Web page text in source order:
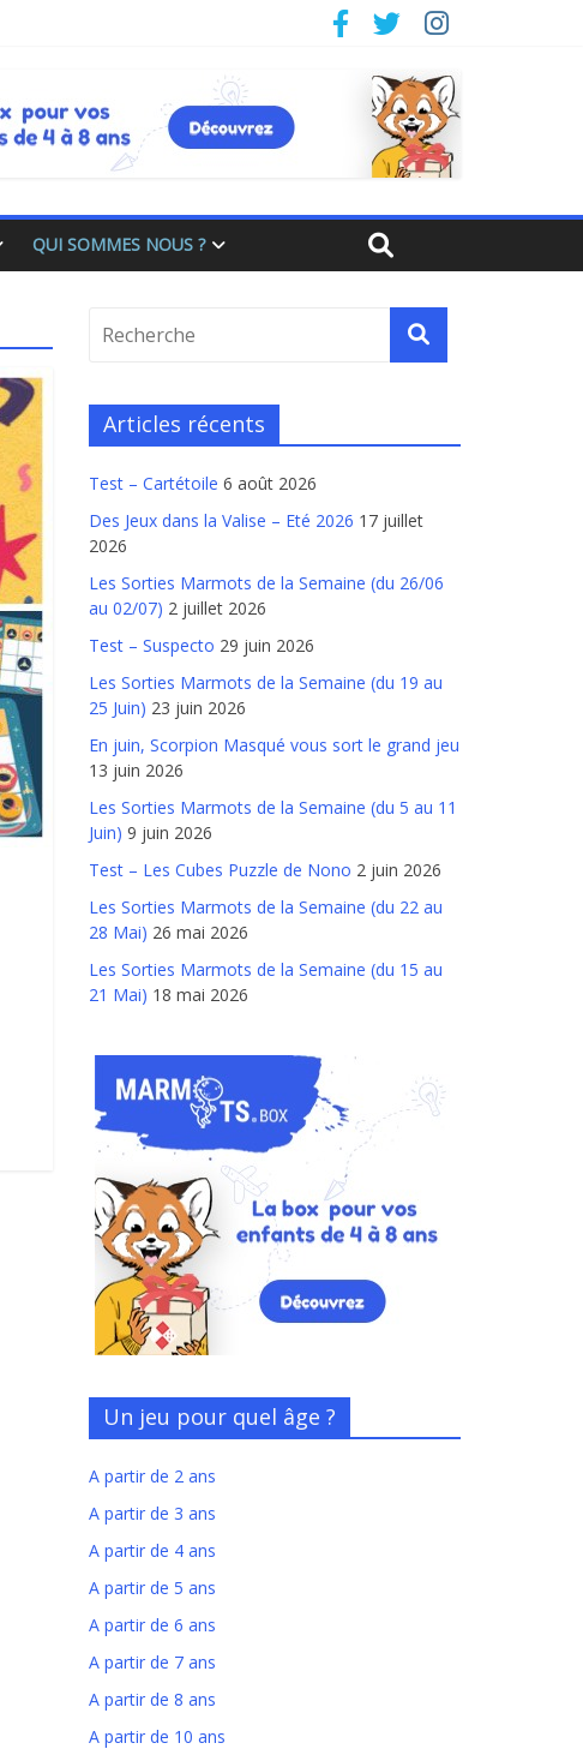
QUI SOMMES NOUS ?
Articles récents
Test – Cartétoile 6 août 2026
Des Jeux dans la Valise – Eté 2026 17 juillet
2026
Les Sorties Marmots de la Semaine (du 26/06
au 02/07) 2 juillet 2026
Test – Suspecto 29 juin 2026
Les Sorties Marmots de la Semaine (du 19 au
25 Juin) 23 juin 2026
En juin, Scorpion Masqué vous sort le grand jeu
13 juin 2026
Les Sorties Marmots de la Semaine (du 5 au 11
Juin) 9 juin 2026
Test – Les Cubes Puzzle de Nono 2 juin 2026
Les Sorties Marmots de la Semaine (du 22 au
28 Mai) 26 mai 2026
Les Sorties Marmots de la Semaine (du 15 au
21 Mai) 18 mai 2026
Un jeu pour quel âge ?
A partir de 2 ans
A partir de 3 ans
A partir de 4 ans
A partir de 5 ans
A partir de 6 ans
A partir de 7 ans
A partir de 8 ans
A partir de 10 ans